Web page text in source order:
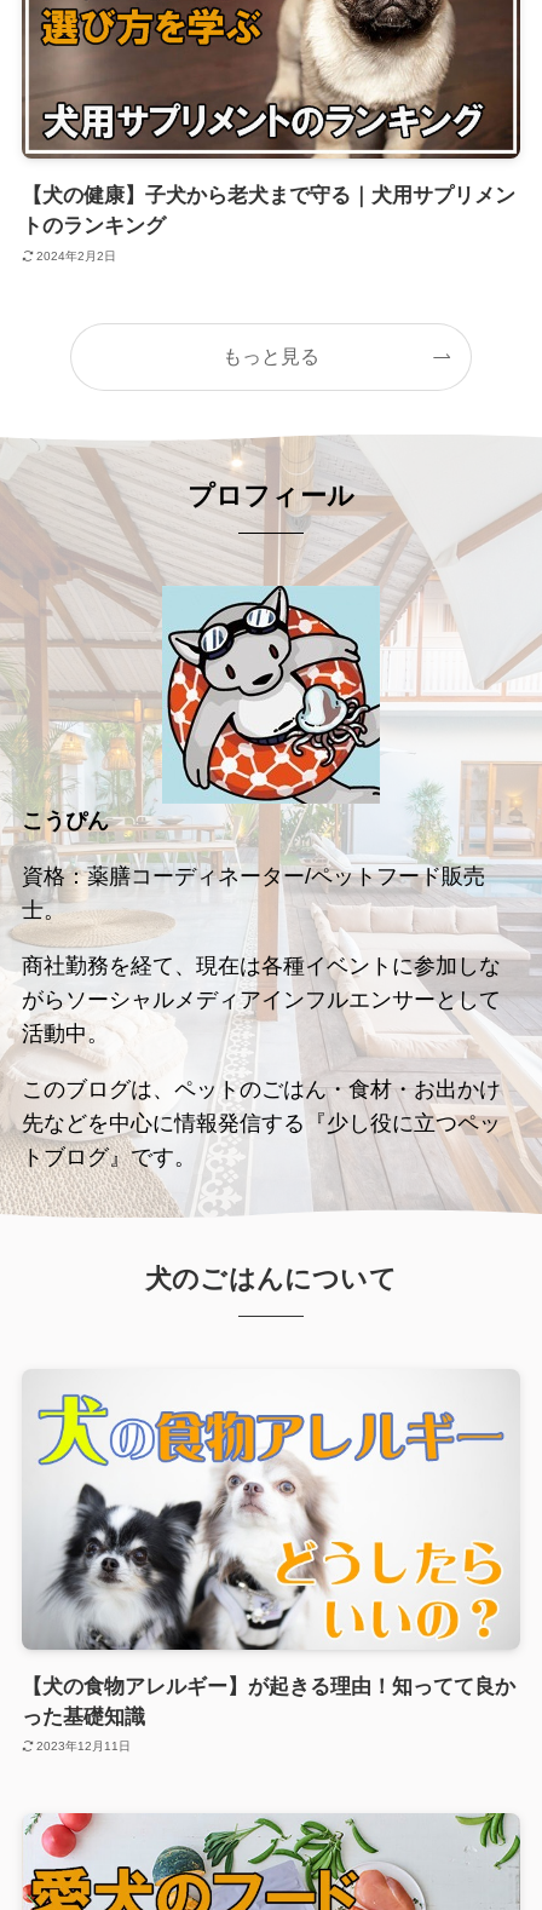
【犬の健康】子犬から老犬まで守る｜犬用サプリメン
トのランキング
2024年2月2日
もっと見る
プロフィール
こうぴん
資格：薬膳コーディネーター/ペットフード販売
士。
商社勤務を経て、現在は各種イベントに参加しな
がらソーシャルメディアインフルエンサーとして
活動中。
このブログは、ペットのごはん・食材・お出かけ
先などを中心に情報発信する『少し役に立つペッ
トブログ』です。
犬のごはんについて
【犬の食物アレルギー】が起きる理由！知ってて良か
った基礎知識
2023年12月11日